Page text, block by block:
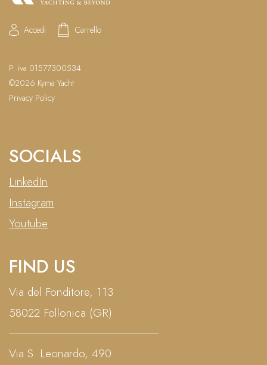
Accedi Carrello
P. iva 01577300534
©2026 Kyma Yacht
Privacy Policy
SOCIALS
LinkedIn
Instagram
Youtube
FIND US
Via del Fonditore, 113
58022 Follonica (GR)
Via S. Leonardo, 490